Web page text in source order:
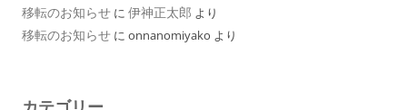
移転のお知らせ に 伊神正太郎 より
移転のお知らせ に onnanomiyako より